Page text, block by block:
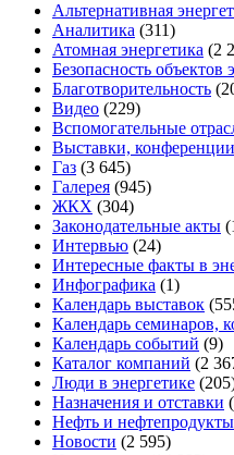
Альтернативная
Аналитика (311)
Атомная энергетика (2
Безопасность объектов
Благотворительность
Видео (229)
Вспомогательные
Выставки,
Газ (3 645)
Галерея (945)
ЖКХ (304)
Законодательные акты
Интервью (24)
Интересные факты в
Инфографика (1)
Календарь выставок
Календарь семинаров,
Календарь событий (9)
Каталог компаний (2
Люди в энергетике
Назначения и отставки
Нефть и нефтепродукты
Новости (2 595)